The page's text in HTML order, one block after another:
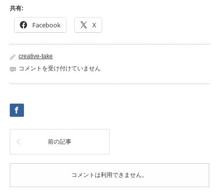
共有:
Facebook X
creative-take
bu-
コメントを受け付けていません
前の記事
コメントは利用できません。